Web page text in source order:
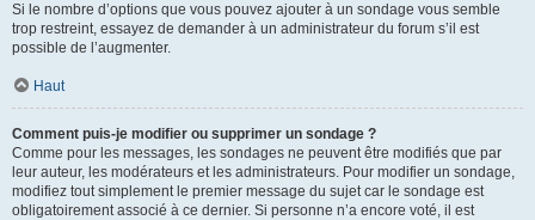
Si le nombre d’options que vous pouvez ajouter à un sondage vous semble
trop restreint, essayez de demander à un administrateur du forum s’il est
possible de l’augmenter.
Haut
Comment puis-je modifier ou supprimer un sondage ?
Comme pour les messages, les sondages ne peuvent être modifiés que par
leur auteur, les modérateurs et les administrateurs. Pour modifier un sondage,
modifiez tout simplement le premier message du sujet car le sondage est
obligatoirement associé à ce dernier. Si personne n’a encore voté, il est